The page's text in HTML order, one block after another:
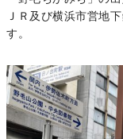
ＪＲ及び横浜市営地
す。